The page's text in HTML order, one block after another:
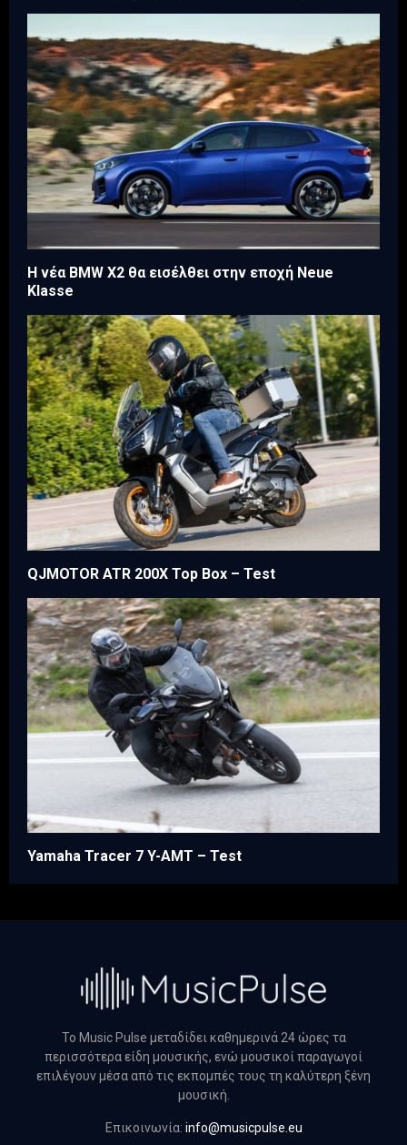
Η νέα BMW X2 θα εισέλθει στην εποχή Neue
Klasse
QJMOTOR ATR 200X Top Box – Test
Yamaha Tracer 7 Y-AMT – Test
Το Music Pulse μεταδίδει καθημερινά 24 ώρες τα
περισσότερα είδη μουσικής, ενώ μουσικοί παραγωγοί
επιλέγουν μέσα από τις εκπομπές τους τη καλύτερη ξένη
μουσική.
Επικοινωνία: info@musicpulse.eu